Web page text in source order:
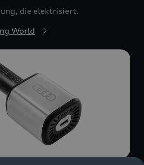
die elektrisiert.
World